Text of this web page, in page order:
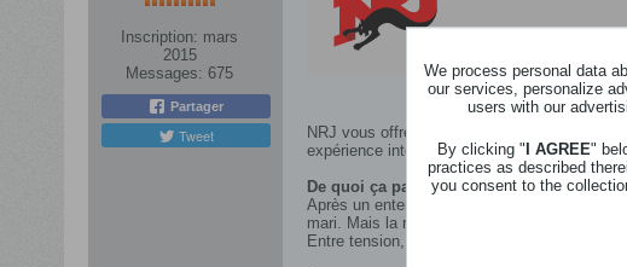
Inscription: mars
2015
Messages: 675
Partager
Tweet NRJ vous offre vos places pour découvrir
expérience intense, démoniaque et
De quoi ça parle ?
Après un enterrement, Alice rejoint sa belle-
mari. Mais la réunion familiale tourne vite au
Entre tension, carnage et héritage Evil Dead,
We process personal data
our services, personalize
users with our
By clicking "I AGREE"
practices as described
you consent to the